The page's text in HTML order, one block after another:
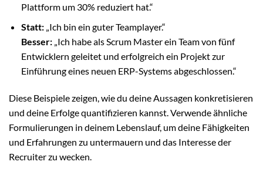
Plattform um 30% reduziert hat.“
Statt:„Ich bin ein guter Teamplayer.“
Besser:„Ich habe als Scrum Master ein Team von fünf
Entwicklern geleitet und erfolgreich ein Projekt zur
Einführung eines neuen ERP-Systems abgeschlossen.“
Diese Beispiele zeigen, wie du deine Aussagen konkretisieren
und deine Erfolge quantifizieren kannst. Verwende ähnliche
Formulierungen in deinem Lebenslauf, um deine Fähigkeiten
und Erfahrungen zu untermauern und das Interesse der
Recruiter zu wecken.